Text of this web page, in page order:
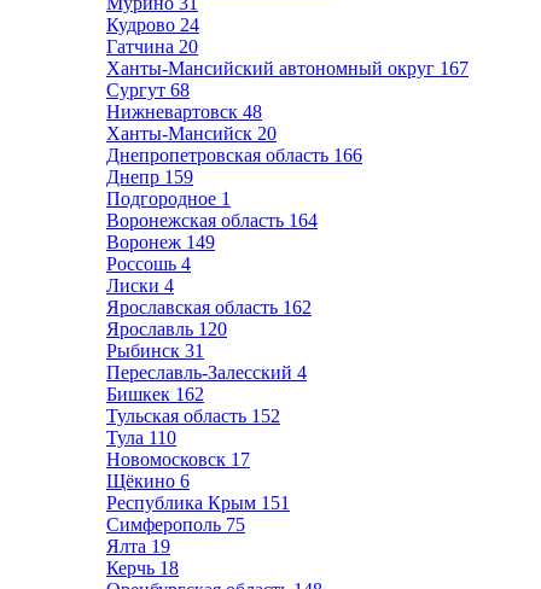
Кудрово 24
Гатчина 20
Ханты-Мансийский автономный округ 167
Сургут 68
Нижневартовск 48
Ханты-Мансийск 20
Днепропетровская область 166
Днепр 159
Подгородное 1
Воронежская область 164
Воронеж 149
Россошь 4
Лиски 4
Ярославская область 162
Ярославль 120
Рыбинск 31
Переславль-Залесский 4
Бишкек 162
Тульская область 152
Тула 110
Новомосковск 17
Щёкино 6
Республика Крым 151
Симферополь 75
Ялта 19
Керчь 18